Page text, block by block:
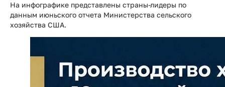
На инфографике представлены страны-лидеры по
данным июньского отчета Министерства сельского
хозяйства США.